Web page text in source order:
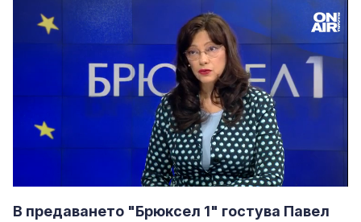
В предаването "Брюксел 1" гостува Павел